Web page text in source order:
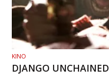
KINO
DJANGO UNCHAINED